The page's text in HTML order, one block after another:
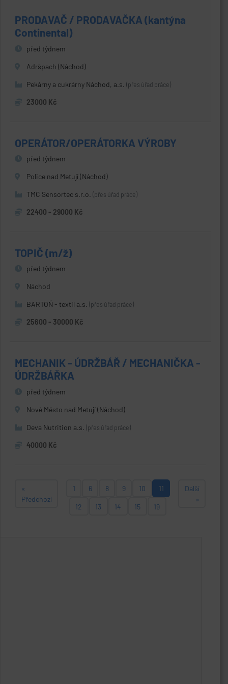
PRODAVAČ / PRODAVAČKA (kantýna
Continental)
před týdnem
Adršpach (Náchod)
Pekárny a cukrárny Náchod, a.s. (přes úřad práce)
23000 Kč
OPERÁTOR/OPERÁTORKA VÝROBY
před týdnem
Police nad Metují (Náchod)
TMC Sensortec s.r.o. (přes úřad práce)
22400 - 29000 Kč
TOPIČ (m/ž)
před týdnem
Náchod
BARTOŇ - textil a.s. (přes úřad práce)
25600 - 30000 Kč
MECHANIK - ÚDRŽBÁŘ / MECHANIČKA -
ÚDRŽBÁŘKA
před týdnem
Nové Město nad Metují (Náchod)
Deva Nutrition a.s. (přes úřad práce)
40000 Kč
«
Předchozí
1 6 8 9 10 11
12 13 14 15 19
Další
»